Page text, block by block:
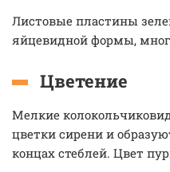
Листовые пластины
яйцевидной формы,
Цветение
Мелкие
цветки сирени и
концах стеблей. Цвет